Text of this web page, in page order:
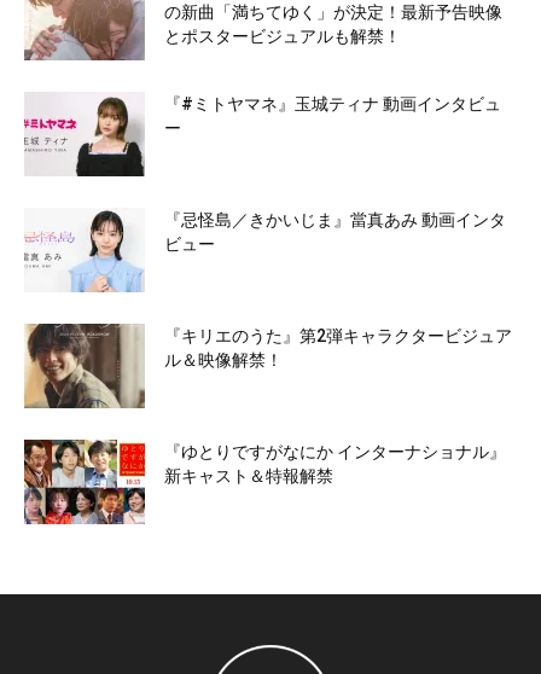
の新曲「満ちてゆく」が決定！最新予告映像
とポスタービジュアルも解禁！
『#ミトヤマネ』玉城ティナ 動画インタビュ
ー
『忌怪島／きかいじま』當真あみ 動画インタ
ビュー
『キリエのうた』第2弾キャラクタービジュア
ル＆映像解禁！
『ゆとりですがなにか インターナショナル』
新キャスト＆特報解禁